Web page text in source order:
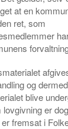
at en
ret, som
og
blive
er
fremsat i